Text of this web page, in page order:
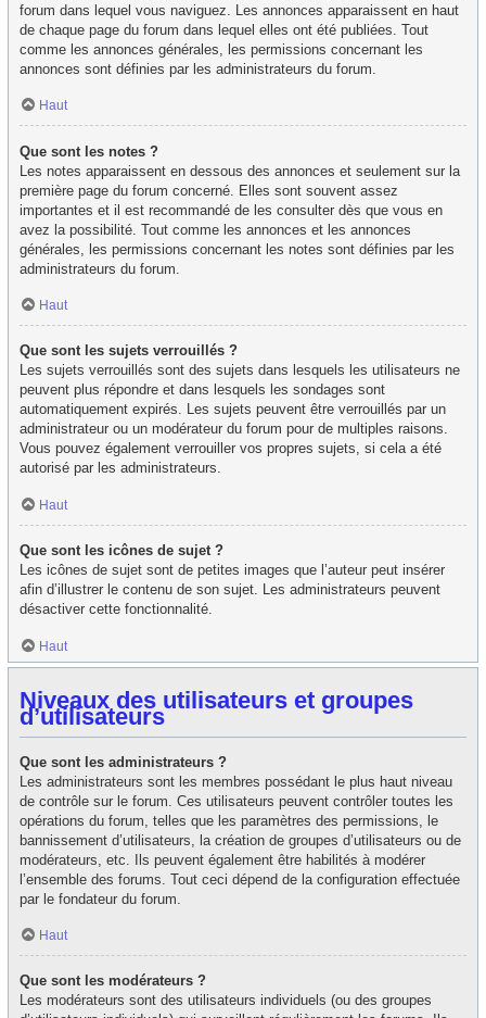
forum dans lequel vous naviguez. Les annonces apparaissent en haut
de chaque page du forum dans lequel elles ont été publiées. Tout
comme les annonces générales, les permissions concernant les
annonces sont définies par les administrateurs du forum.
Haut
Que sont les notes ?
Les notes apparaissent en dessous des annonces et seulement sur la
première page du forum concerné. Elles sont souvent assez
importantes et il est recommandé de les consulter dès que vous en
avez la possibilité. Tout comme les annonces et les annonces
générales, les permissions concernant les notes sont définies par les
administrateurs du forum.
Haut
Que sont les sujets verrouillés ?
Les sujets verrouillés sont des sujets dans lesquels les utilisateurs ne
peuvent plus répondre et dans lesquels les sondages sont
automatiquement expirés. Les sujets peuvent être verrouillés par un
administrateur ou un modérateur du forum pour de multiples raisons.
Vous pouvez également verrouiller vos propres sujets, si cela a été
autorisé par les administrateurs.
Haut
Que sont les icônes de sujet ?
Les icônes de sujet sont de petites images que l’auteur peut insérer
afin d’illustrer le contenu de son sujet. Les administrateurs peuvent
désactiver cette fonctionnalité.
Haut
Niveaux des utilisateurs et groupes
d’utilisateurs
Que sont les administrateurs ?
Les administrateurs sont les membres possédant le plus haut niveau
de contrôle sur le forum. Ces utilisateurs peuvent contrôler toutes les
opérations du forum, telles que les paramètres des permissions, le
bannissement d’utilisateurs, la création de groupes d’utilisateurs ou de
modérateurs, etc. Ils peuvent également être habilités à modérer
l’ensemble des forums. Tout ceci dépend de la configuration effectuée
par le fondateur du forum.
Haut
Que sont les modérateurs ?
Les modérateurs sont des utilisateurs individuels (ou des groupes